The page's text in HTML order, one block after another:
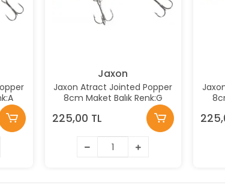
Jaxon
Jaxon Atract Jointed Popper
8cm Maket Balık Renk:G
225,00 TL